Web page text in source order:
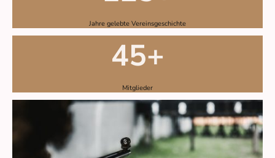
Jahre gelebte Vereinsgeschichte
45+
Mitglieder